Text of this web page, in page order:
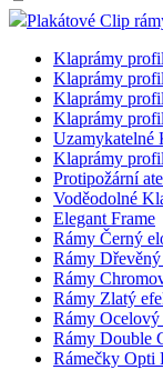
Plakátové Clip
Klaprámy
Klaprámy
Klaprámy
Klaprámy
Uzamykatelné
Klaprámy
Protipožární
Voděodolné
Elegant Frame
Rámy Černý
Rámy
Rámy
Rámy Zlatý
Rámy Ocelový
Rámy Double
Rámečky Opti